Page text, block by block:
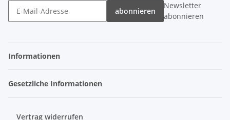
abonnieren
Newsletter
abonnieren
Informationen
Gesetzliche Informationen
Vertrag widerrufen